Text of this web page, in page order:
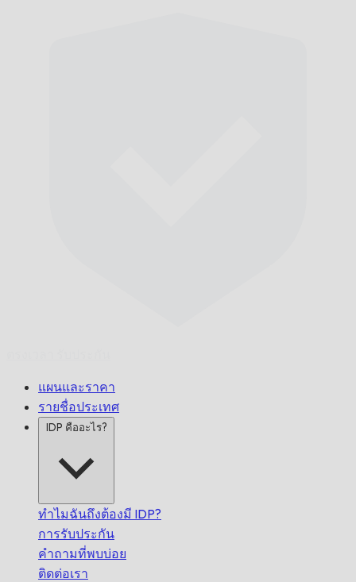
แผนและราคา
รายชื่อประเทศ
IDP คืออะไร?
ทำไมฉันถึงต้องมี IDP?
การรับประกัน
คำถามที่พบบ่อย
ติดต่อเรา